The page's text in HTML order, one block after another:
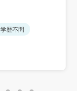
学歴不問